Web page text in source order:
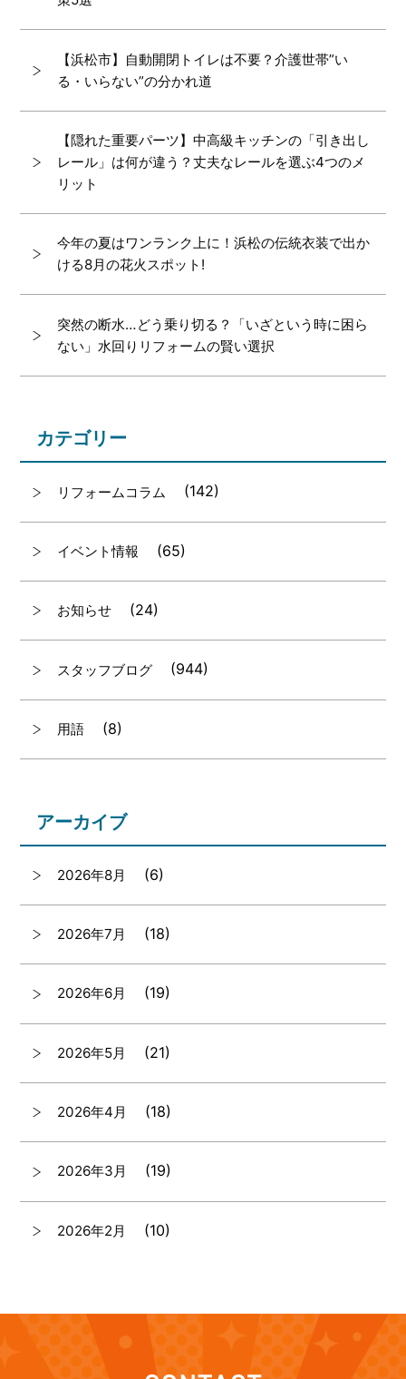
【浜松市】自動開閉トイレは不要？介護世帯”い
る・いらない”の分かれ道
【隠れた重要パーツ】中高級キッチンの「引き出し
レール」は何が違う？丈夫なレールを選ぶ4つのメ
リット
今年の夏はワンランク上に！浜松の伝統衣装で出か
ける8月の花火スポット!
突然の断水…どう乗り切る？「いざという時に困ら
ない」水回りリフォームの賢い選択
カテゴリー
リフォームコラム (142)
イベント情報 (65)
お知らせ (24)
スタッフブログ (944)
用語 (8)
アーカイブ
2026年8月 (6)
2026年7月 (18)
2026年6月 (19)
2026年5月 (21)
2026年4月 (18)
2026年3月 (19)
2026年2月 (10)